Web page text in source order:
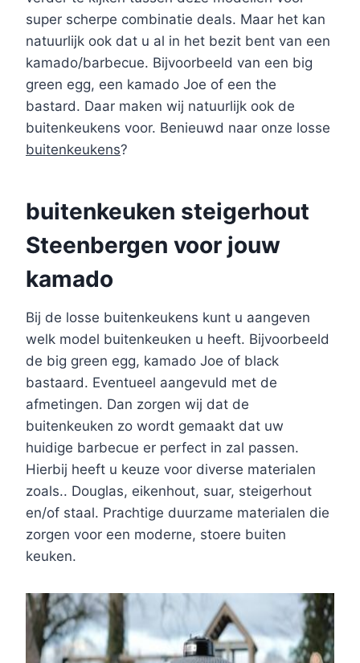
super scherpe combinatie deals. Maar het kan
natuurlijk ook dat u al in het bezit bent van een
kamado/barbecue. Bijvoorbeeld van een big
green egg, een kamado Joe of een the
bastard. Daar maken wij natuurlijk ook de
buitenkeukens voor. Benieuwd naar onze losse
buitenkeukens?
buitenkeuken steigerhout
Steenbergen voor jouw
kamado
Bij de losse buitenkeukens kunt u aangeven
welk model buitenkeuken u heeft. Bijvoorbeeld
de big green egg, kamado Joe of black
bastaard. Eventueel aangevuld met de
afmetingen. Dan zorgen wij dat de
buitenkeuken zo wordt gemaakt dat uw
huidige barbecue er perfect in zal passen.
Hierbij heeft u keuze voor diverse materialen
zoals.. Douglas, eikenhout, suar, steigerhout
en/of staal. Prachtige duurzame materialen die
zorgen voor een moderne, stoere buiten
keuken.